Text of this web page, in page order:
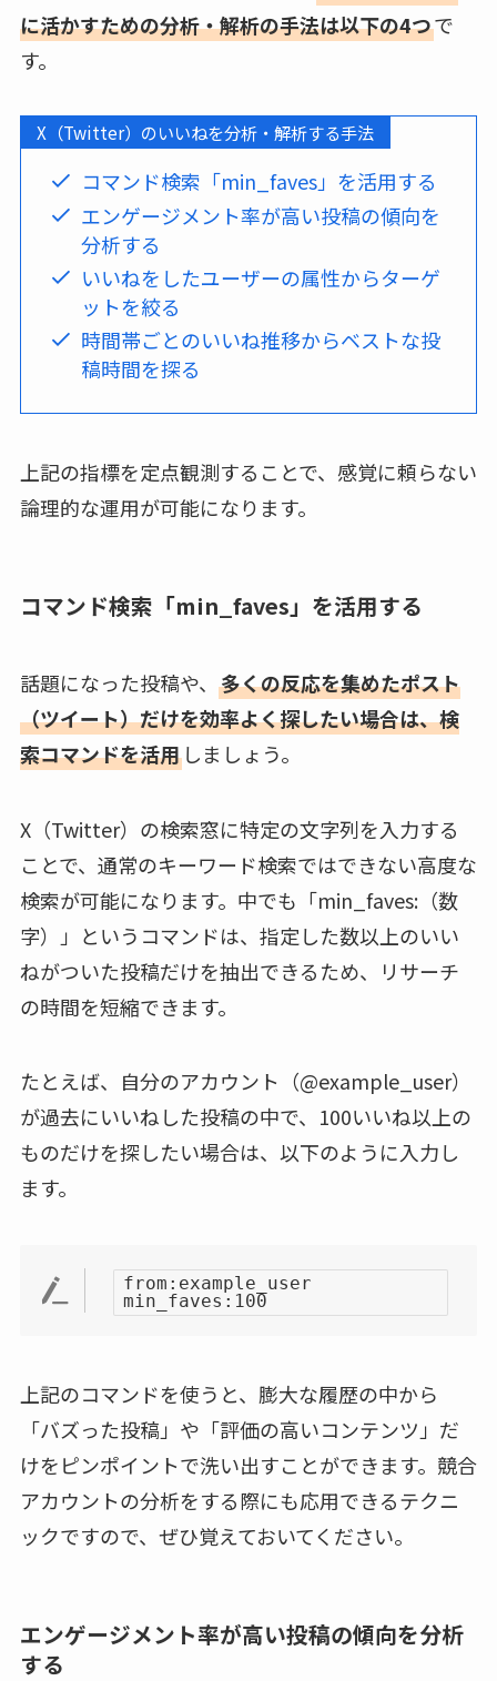
に活かすための分析・解析の手法は以下の4つで
す。
X（Twitter）のいいねを分析・解析する手法
コマンド検索「min_faves」を活用する
エンゲージメント率が高い投稿の傾向を
分析する
いいねをしたユーザーの属性からターゲ
ットを絞る
時間帯ごとのいいね推移からベストな投
稿時間を探る
上記の指標を定点観測することで、感覚に頼らない
論理的な運用が可能になります。
コマンド検索「min_faves」を活用する
話題になった投稿や、 多くの反応を集めたポスト
（ツイート）だけを効率よく探したい場合は、検
索コマンドを活用しましょう。
X（Twitter）の検索窓に特定の文字列を入力する
ことで、通常のキーワード検索ではできない高度な
検索が可能になります。中でも「min_faves:（数
字）」というコマンドは、指定した数以上のいい
ねがついた投稿だけを抽出できるため、リサーチ
の時間を短縮できます。
たとえば、自分のアカウント（@example_user）
が過去にいいねした投稿の中で、100いいね以上の
ものだけを探したい場合は、以下のように入力し
ます。
from:example_user
min_faves:100
上記のコマンドを使うと、膨大な履歴の中から
「バズった投稿」や「評価の高いコンテンツ」だ
けをピンポイントで洗い出すことができます。競合
アカウントの分析をする際にも応用できるテクニ
ックですので、ぜひ覚えておいてください。
エンゲージメント率が高い投稿の傾向を分析
する